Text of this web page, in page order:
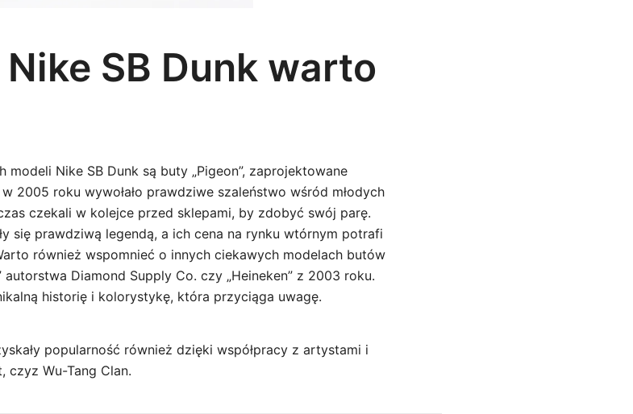
SB Dunk warto
Nike SB Dunk są buty „Pigeon”, zaprojektowane
2005 roku wywołało prawdziwe szaleństwo wśród młodych
czekali w kolejce przed sklepami, by zdobyć swój parę.
się prawdziwą legendą, a ich cena na rynku wtórnym potrafi
również wspomnieć o innych ciekawych modelach butów
autorstwa Diamond Supply Co. czy „Heineken” z 2003 roku.
historię i kolorystykę, która przyciąga uwagę.
popularność również dzięki współpracy z artystami i
czyz Wu-Tang Clan.